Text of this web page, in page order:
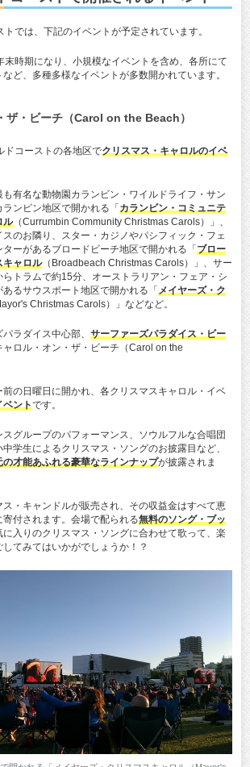
では、下記のイベントが予定されています。
末時期になり、小規模なイベントを含め、各所にて
ど、多種多様なイベントが多数開かれています。
ザ・ビーチ（Carol on the Beach）
ドコーストの各地区でクリスマス・キャロルのイベ
有名な動物園カランビン・ワイルドライフ・サン
ンビン地区で開かれる「 カランビン・コミュニテ
ル（Currumbin Community Christmas Carols）」、
のお隣り、スター・カジノやパシフィック・フェ
ーがあるブロードビーチ地区で開かれる「 ブロー
キャロル（Broadbeach Christmas Carols）」、サー
トラムで約15分、オーストラリアン・フェア・シ
るサウスポート地区で開かれる「 メイヤーズ・ク
Christmas Carols）」などなど。
ラダイス中心部、 サーファーズパラダイス・ビー
ャロル・オン・ザ・ビーチ（Carol on the
の日曜日に開かれ、各クリスマスキャロル・イベ
ベントです。
グループのパフォーマンス、ソウルフルな合唱団
学生によるクリスマス・ソングのお披露目など、
の才能あふれる豪華なラインナップが披露されま
・キャンドルが販売され、その収益金はすべて恵
付されます。会場で配られる無料のソング・ブッ
に入りのクリスマス・ソングに合わせて歌って、楽
てみてはいかがでしょうか！？